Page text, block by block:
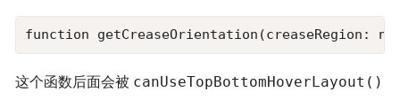
function getCreaseOrientation(creaseRegion:
这个函数后面会被 canUseTopBottomHoverLayout()